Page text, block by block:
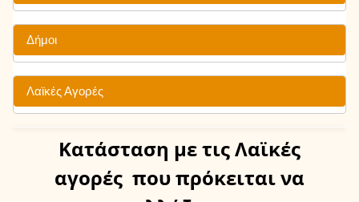
Δήμοι
Λαϊκές Αγορές
Κατάσταση με τις Λαϊκές
αγορές που πρόκειται να